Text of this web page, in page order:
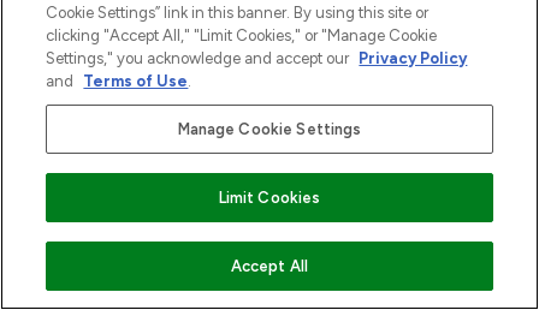
VOEG TOE AAN WINKELMANDJE
AANMELDEN
Cookie Settings” link in this banner. By using this site or
clicking "Accept All," "Limit Cookies," or "Manage Cookie
Settings," you acknowledge and accept our Privacy Policy
and
Terms of Use.
Manage Cookie Settings
Limit Cookies
Accept All